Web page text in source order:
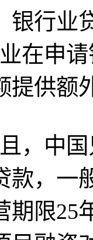
银行业
在申
提供额
中国
款，
期限25